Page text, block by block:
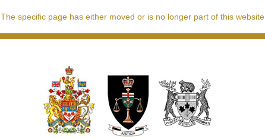
The specific page has either moved or is no longer part of this website.